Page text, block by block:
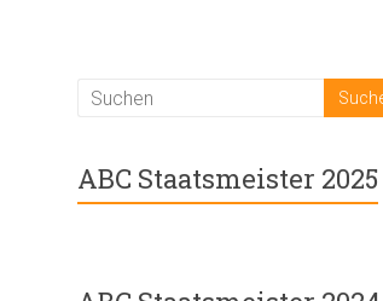
ABC Staatsmeister 2025